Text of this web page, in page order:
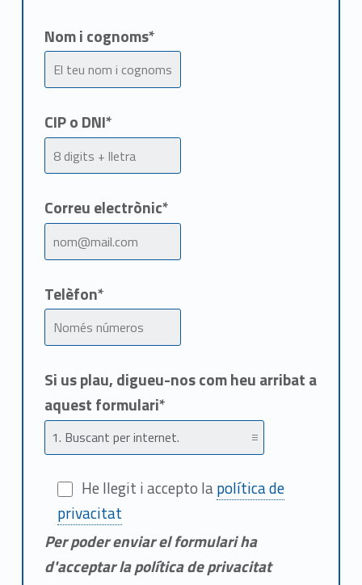
Nom i cognoms*
CIP o DNI*
Correu electrònic*
Telèfon*
Si us plau, digueu-nos com heu arribat a
aquest formulari*
He llegit i accepto lapolítica de
privacitat
Per poder enviar el formulari ha
d'acceptar la política de privacitat